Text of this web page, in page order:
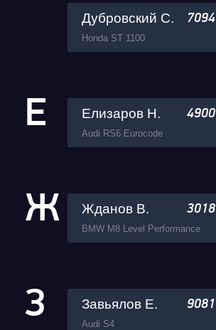
Дубровский С. 7094
Honda ST 1100
Е Елизаров Н. 4900
Audi RS6 Eurocode
Ж Жданов В. 3018
BMW M8 Level Performance
З Завьялов Е. 9081
Audi S4